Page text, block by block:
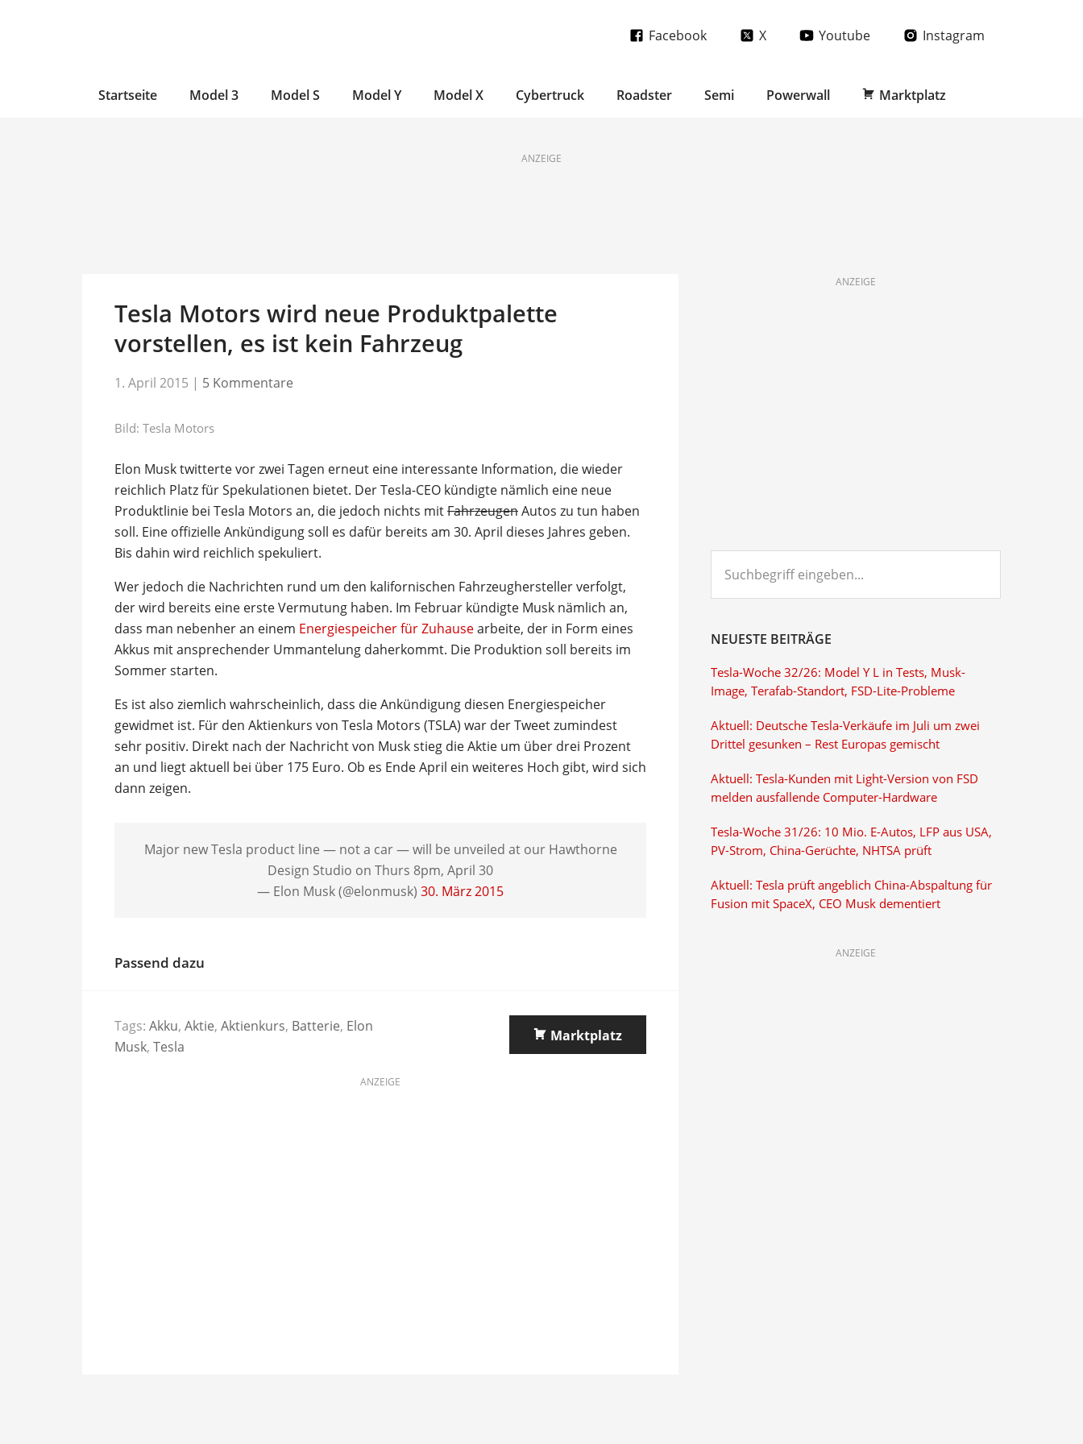
Facebook X Youtube Instagram
Startseite Model 3 Model S Model Y Model X Cybertruck Roadster Semi Powerwall Marktplatz
ANZEIGE
Tesla Motors wird neue Produktpalette
vorstellen, es ist kein Fahrzeug
1. April 2015 | 5 Kommentare
Bild: Tesla Motors
Elon Musk twitterte vor zwei Tagen erneut eine interessante Information, die wieder
reichlich Platz für Spekulationen bietet. Der Tesla-CEO kündigte nämlich eine neue
Produktlinie bei Tesla Motors an, die jedoch nichts mitFahrzeugenAutos zu tun haben
soll. Eine offizielle Ankündigung soll es dafür bereits am 30. April dieses Jahres geben.
Bis dahin wird reichlich spekuliert.
Wer jedoch die Nachrichten rund um den kalifornischen Fahrzeughersteller verfolgt,
der wird bereits eine erste Vermutung haben. Im Februar kündigte Musk nämlich an,
dass man nebenher an einem Energiespeicher für Zuhausearbeite, der in Form eines
Akkus mit ansprechender Ummantelung daherkommt. Die Produktion soll bereits im
Sommer starten.
Es ist also ziemlich wahrscheinlich, dass die Ankündigung diesen Energiespeicher
gewidmet ist. Für den Aktienkurs von Tesla Motors (TSLA) war der Tweet zumindest
sehr positiv. Direkt nach der Nachricht von Musk stieg die Aktie um über drei Prozent
an und liegt aktuell bei über 175 Euro. Ob es Ende April ein weiteres Hoch gibt, wird sich
dann zeigen.
Major new Tesla product line — not a car — will be unveiled at our Hawthorne
Design Studio on Thurs 8pm, April 30
— Elon Musk (@elonmusk) 30. März 2015
Passend dazu
Tags: Akku, Aktie, Aktienkurs, Batterie, Elon
Musk, Tesla
Marktplatz
ANZEIGE
ANZEIGE
eingeben...
NEUESTE BEITRÄGE
Tesla-Woche 32/26: Model Y L in Tests, Musk-
Image, Terafab-Standort, FSD-Lite-Probleme
Aktuell: Deutsche Tesla-Verkäufe im Juli um zwei
Drittel gesunken – Rest Europas gemischt
Aktuell: Tesla-Kunden mit Light-Version von FSD
melden ausfallende Computer-Hardware
Tesla-Woche 31/26: 10 Mio. E-Autos, LFP aus USA,
PV-Strom, China-Gerüchte, NHTSA prüft
Aktuell: Tesla prüft angeblich China-Abspaltung für
Fusion mit SpaceX, CEO Musk dementiert
ANZEIGE